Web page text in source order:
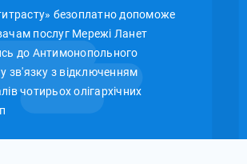
безоплатно допоможе
послуг Мережі Ланет
до Антимонопольного
у зв'язку з відключенням
чотирьох олігархічних